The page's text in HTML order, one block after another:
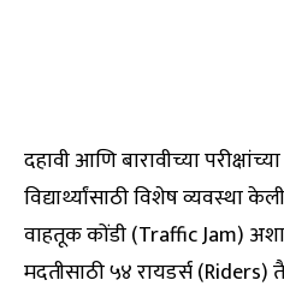
दहावी आणि बारावीच्या
विद्यार्थ्यांसाठी विशेष व्यवस्था
वाहतूक कोंडी (Traffic Jam)
मदतीसाठी ५४ रायडर्स